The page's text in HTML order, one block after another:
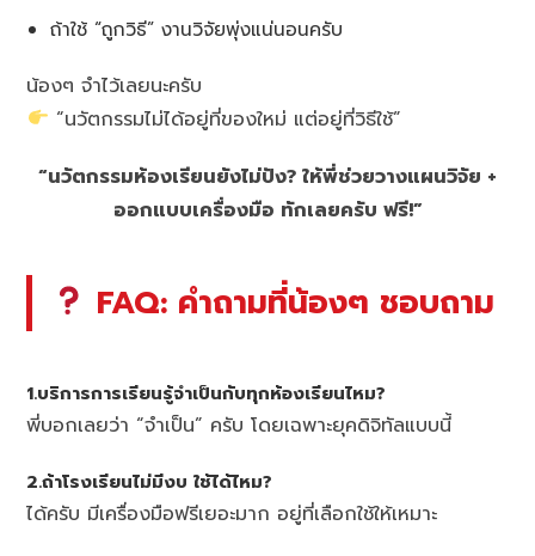
ถ้าใช้ “ถูกวิธี” งานวิจัยพุ่งแน่นอนครับ
น้องๆ จำไว้เลยนะครับ
“นวัตกรรมไม่ได้อยู่ที่ของใหม่ แต่อยู่ที่วิธีใช้”
“นวัตกรรมห้องเรียนยังไม่ปัง? ให้พี่ช่วยวางแผนวิจัย +
ออกแบบเครื่องมือ ทักเลยครับ ฟรี!”
FAQ: คำถามที่น้องๆ ชอบถาม
1.บริการการเรียนรู้จำเป็นกับทุกห้องเรียนไหม?
พี่บอกเลยว่า “จำเป็น” ครับ โดยเฉพาะยุคดิจิทัลแบบนี้
2.ถ้าโรงเรียนไม่มีงบ ใช้ได้ไหม?
ได้ครับ มีเครื่องมือฟรีเยอะมาก อยู่ที่เลือกใช้ให้เหมาะ